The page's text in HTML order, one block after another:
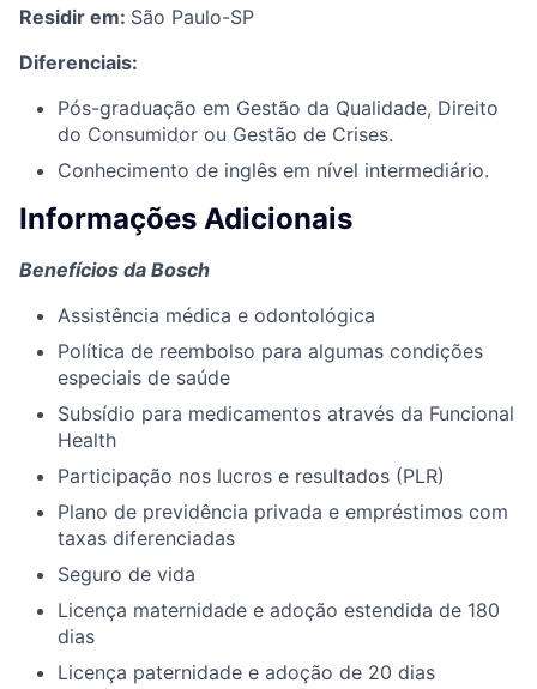
Residir em: São Paulo-SP
Diferenciais:
Pós-graduação em Gestão da Qualidade, Direito
do Consumidor ou Gestão de Crises.
Conhecimento de inglês em nível intermediário.
Informações Adicionais
Benefícios da Bosch
Assistência médica e odontológica
Política de reembolso para algumas condições
especiais de saúde
Subsídio para medicamentos através da Funcional
Health
Participação nos lucros e resultados (PLR)
Plano de previdência privada e empréstimos com
taxas diferenciadas
Seguro de vida
Licença maternidade e adoção estendida de 180
dias
Licença paternidade e adoção de 20 dias